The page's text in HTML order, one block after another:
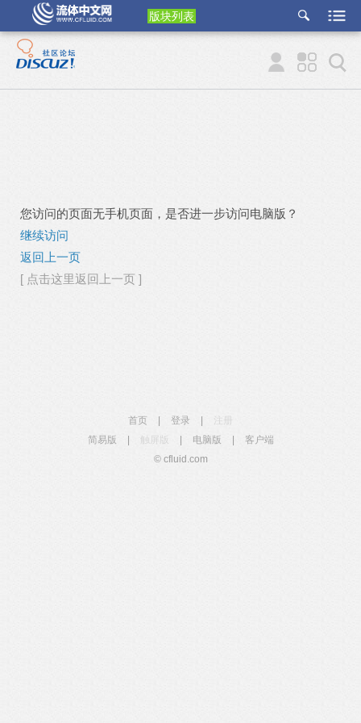
版块列表
etu
p
您访问的页面无手机页面，是否进一步访问电脑版？
继续访问
返回上一页
[ 点击这里返回上一页 ]
首页 登录
简易版
触屏版 电脑版
客户端
© cfluid.com